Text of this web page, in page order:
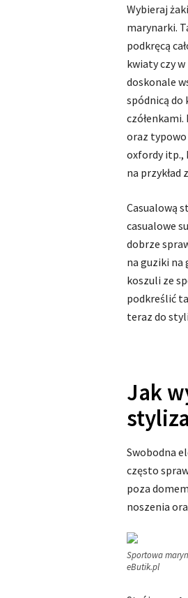
Wybieraj
marynarki.
podkręcą
kwiaty czy
doskonale
spódnicą
oraz typowo
oxfordy itp.,
na przykład
Casualową
casualowe
dobrze
na guziki na
koszuli ze
podkreślić
teraz do
Jak
Swobodna
często
poza
noszenia
Sportowa
eButik.pl